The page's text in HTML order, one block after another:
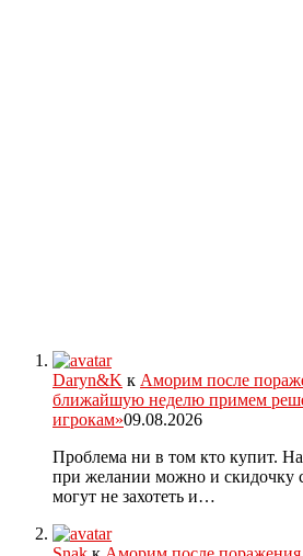
Daryn&K к Аморим после
ближайшую неделю примем
игрокам»09.08.2026
Проблема ни в том кто купит.
при желании можно и скидочку
могут не захотеть и…